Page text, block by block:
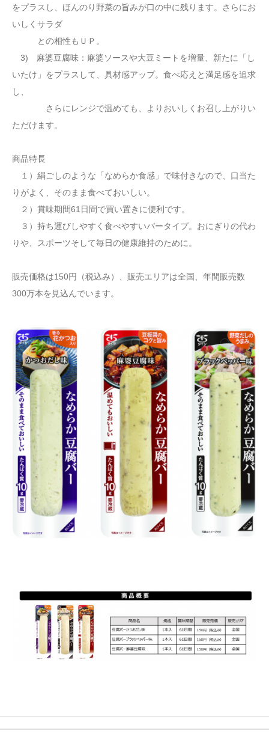
をプラスし、ほんのり野菜の旨みが口の中に残ります。さらにお
いしくサラダ
との相性もＵＰ。
3) 麻婆豆腐味：麻婆ソースや大豆ミートを増量、新たに「し
いたけ」をプラスして、具材感アップ。食べ応えと満足感を追求
し、
さらにレンジで温めても、よりおいしくお召し上がりい
ただけます。
商品特長
１）絹ごしのような「なめらか食感」で味付きなので、口当た
りがよく、そのまま食べておいしい。
２）賞味期間61日間で買い置きに便利です。
３）持ち運びしやすく食べやすいバータイプ。おにぎりの代わ
りや、スポーツそして毎日の健康維持のために。
販売価格は150円（税込み）、販売エリアは全国、年間販売数
300万本を見込んでいます。